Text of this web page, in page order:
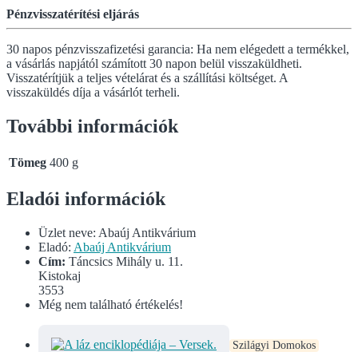
Pénzvisszatérítési eljárás
30 napos pénzvisszafizetési garancia: Ha nem elégedett a termékkel,
a vásárlás napjától számított 30 napon belül visszaküldheti.
Visszatérítjük a teljes vételárat és a szállítási költséget. A
visszaküldés díja a vásárlót terheli.
További információk
Tömeg 400 g
Eladói információk
Üzlet neve: Abaúj Antikvárium
Eladó: Abaúj Antikvárium
Cím: Táncsics Mihály u. 11.
Kistokaj
3553
Még nem található értékelés!
Szilágyi Domokos